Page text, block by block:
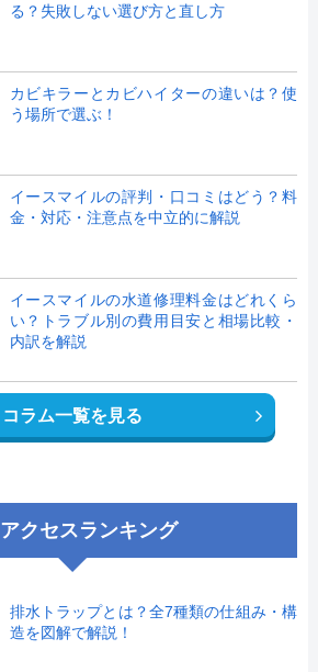
る？失敗しない選び方と直し方
カビキラーとカビハイターの違いは？使
う場所で選ぶ！
イースマイルの評判・口コミはどう？料
金・対応・注意点を中立的に解説
イースマイルの水道修理料金はどれくら
い？トラブル別の費用目安と相場比較・
内訳を解説
コラム一覧を見る
アクセスランキング
排水トラップとは？全7種類の仕組み・構
造を図解で解説！